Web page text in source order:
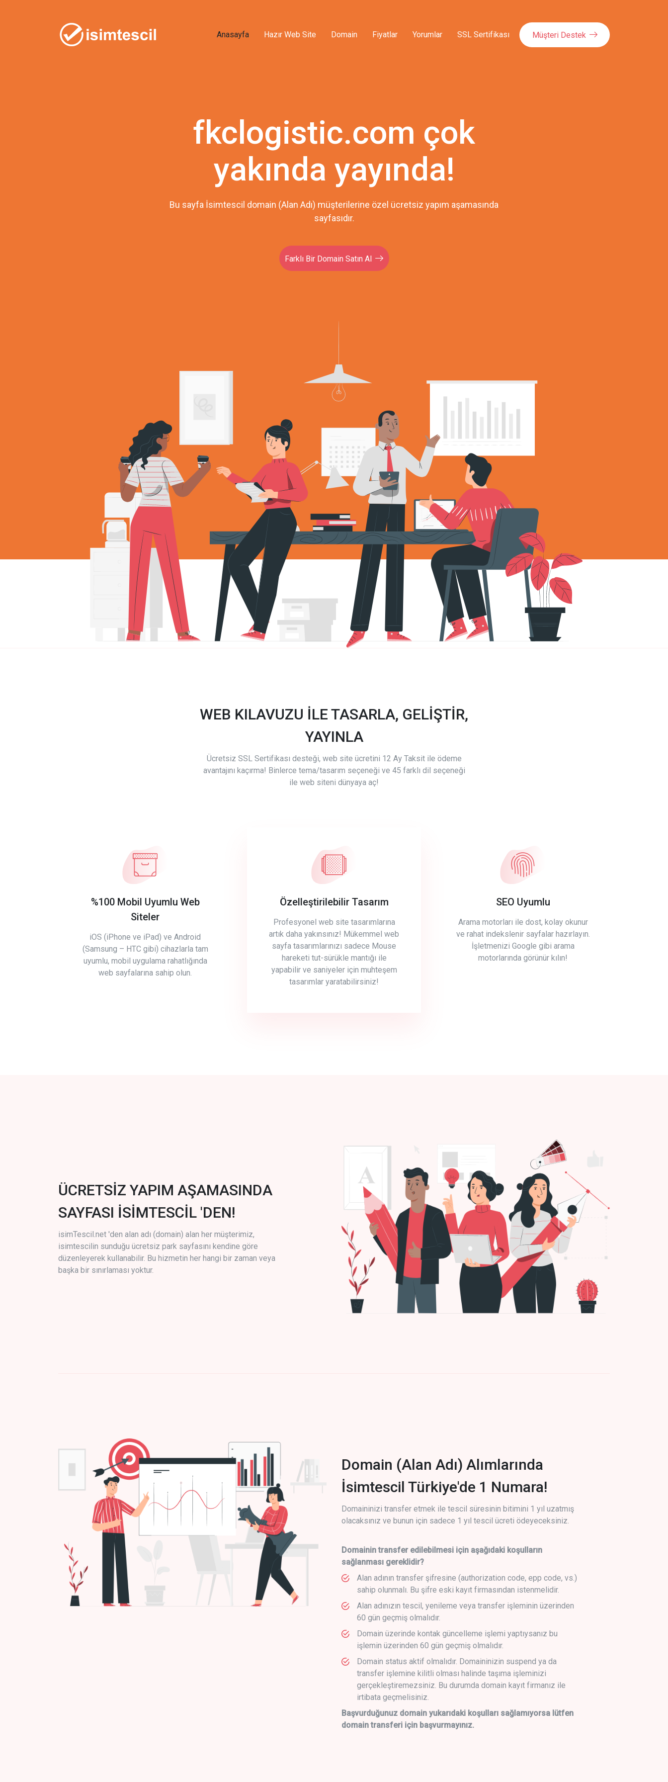
Anasayfa Hazır Web Site Domain Fiyatlar Yorumlar SSL Sertifikası Müşteri Destek
fkclogistic.com çok
yakında yayında!
Bu sayfa İsimtescil domain (Alan Adı) müşterilerine özel ücretsiz yapım aşamasında
sayfasıdır.
Farklı Bir Domain Satın Al
WEB KILAVUZU İLE TASARLA, GELİŞTİR,
YAYINLA
Ücretsiz SSL Sertifikası desteği, web site ücretini 12 Ay Taksit ile ödeme
avantajını kaçırma! Binlerce tema/tasarım seçeneği ve 45 farklı dil seçeneği
ile web siteni dünyaya aç!
%100 Mobil Uyumlu Web
Siteler
iOS (iPhone ve iPad) ve Android
(Samsung – HTC gibi) cihazlarla tam
uyumlu, mobil uygulama rahatlığında
web sayfalarına sahip olun.
Özelleştirilebilir Tasarım
Profesyonel web site tasarımlarına
artık daha yakınsınız! Mükemmel web
sayfa tasarımlarınızı sadece Mouse
hareketi tut-sürükle mantığı ile
yapabilir ve saniyeler için muhteşem
tasarımlar yaratabilirsiniz!
SEO Uyumlu
Arama motorları ile dost, kolay okunur
ve rahat indekslenir sayfalar hazırlayın.
İşletmenizi Google gibi arama
motorlarında görünür kılın!
ÜCRETSİZ YAPIM AŞAMASINDA
SAYFASI İSİMTESCİL 'DEN!
isimTescil.net 'den alan adı (domain) alan her müşterimiz,
isimtescilin sunduğu ücretsiz park sayfasını kendine göre
düzenleyerek kullanabilir. Bu hizmetin her hangi bir zaman veya
başka bir sınırlaması yoktur.
Domain (Alan Adı) Alımlarında
İsimtescil Türkiye'de 1 Numara!
Domaininizi transfer etmek ile tescil süresinin bitimini 1 yıl uzatmış
olacaksınız ve bunun için sadece 1 yıl tescil ücreti ödeyeceksiniz.
Domainin transfer edilebilmesi için aşağıdaki koşulların
sağlanması gereklidir?
Alan adının transfer şifresine (authorization code, epp code, vs.)
sahip olunmalı. Bu şifre eski kayıt firmasından istenmelidir.
Alan adınızın tescil, yenileme veya transfer işleminin üzerinden
60 gün geçmiş olmalıdır.
Domain üzerinde kontak güncelleme işlemi yaptıysanız bu
işlemin üzerinden 60 gün geçmiş olmalıdır.
Domain status aktif olmalıdır. Domaininizin suspend ya da
transfer işlemine kilitli olması halinde taşıma işleminizi
gerçekleştiremezsiniz. Bu durumda domain kayıt firmanız ile
irtibata geçmelisiniz.
Başvurduğunuz domain yukarıdaki koşulları sağlamıyorsa lütfen
domain transferi için başvurmayınız.